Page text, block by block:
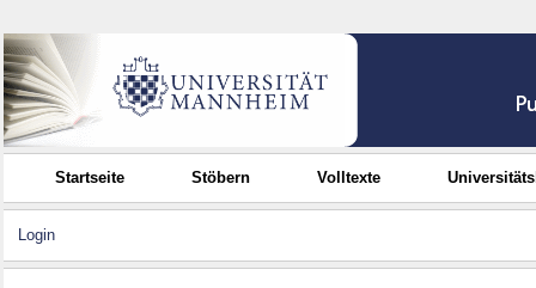
Startseite Stöbern Volltexte
Login